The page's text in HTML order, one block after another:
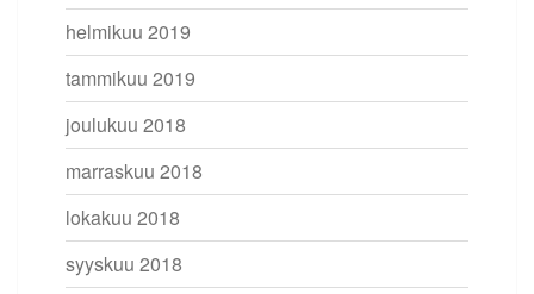
helmikuu 2019
tammikuu 2019
joulukuu 2018
marraskuu 2018
lokakuu 2018
syyskuu 2018